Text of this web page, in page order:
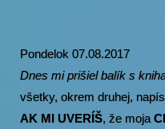
Pondelok 07.08.2017
Dnes mi prišiel balík s
všetky, okrem druhej,
AK MI UVERÍŠ, že moja